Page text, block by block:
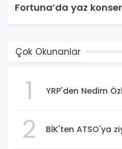
Fortuna’da yaz
Çok Okunanlar
1 YRP'den Nedim
2 BİK'ten ATSO'ya